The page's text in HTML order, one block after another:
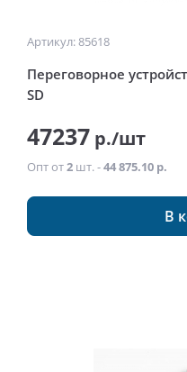
Артикул: 85618
Переговорное
SD
47237 р./шт
Опт от2 шт. -44 875.10 р.
В